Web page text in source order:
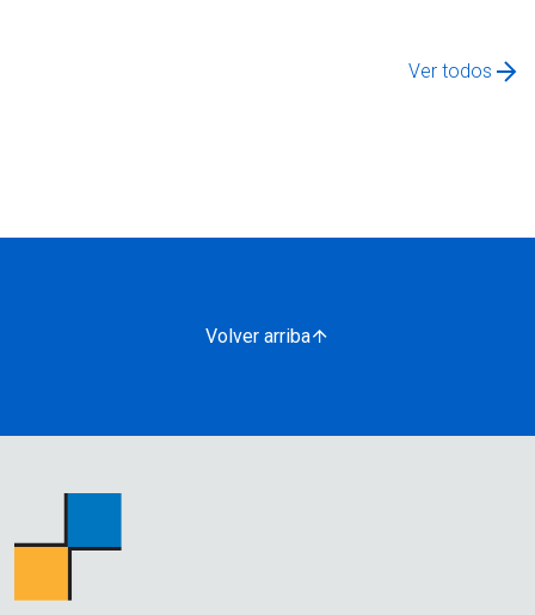
Ver todos
Volver arriba